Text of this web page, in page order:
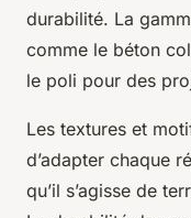
durabilité. La
comme le béton
le poli pour des
Les textures et
d’adapter chaque
qu’il s’agisse de